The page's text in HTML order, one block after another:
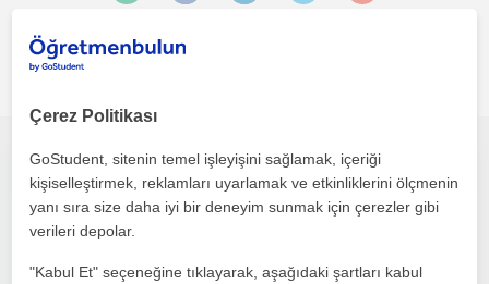
Çerez Politikası
GoStudent, sitenin temel işleyişini sağlamak, içeriği
kişiselleştirmek, reklamları uyarlamak ve etkinliklerini ölçmenin
yanı sıra size daha iyi bir deneyim sunmak için çerezler gibi
verileri depolar.
"Kabul Et" seçeneğine tıklayarak, aşağıdaki şartları kabul